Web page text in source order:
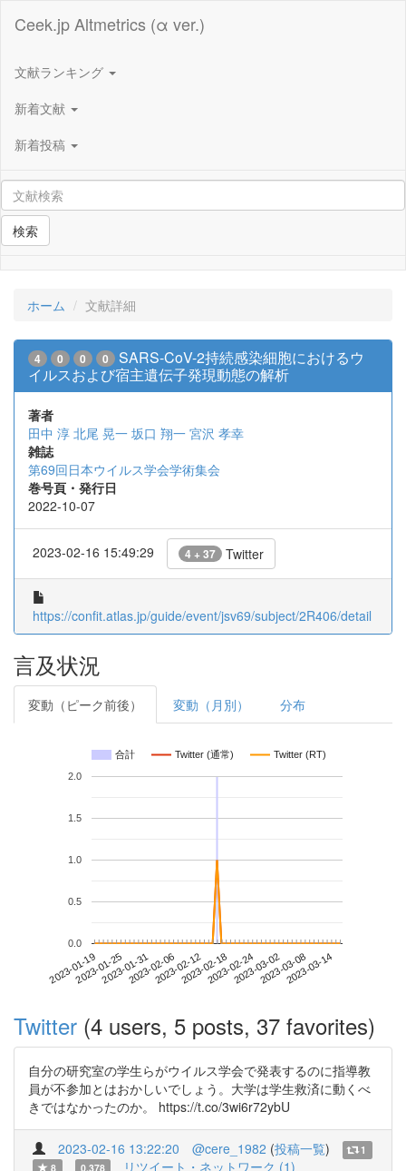
Ceek.jp Altmetrics (α ver.)
文献ランキング
新着文献
新着投稿
検索
ホーム 文献詳細
4 0 0 0
SARS-CoV-2持続感染細胞におけるウ
イルスおよび宿主遺伝子発現動態の解析
著者
田中 淳 北尾 晃一 坂口 翔一 宮沢 孝幸
雑誌
第69回日本ウイルス学会学術集会
巻号頁・発行日
2022-10-07
2023-02-16 15:49:29 4 + 37 Twitter
https://confit.atlas.jp/guide/event/jsv69/subject/2R406/detail
言及状況
変動（ピーク前後） 変動（月別） 分布
合計 Twitter (通常) Twitter (RT)
2023-01-192023-01-252023-01-312023-02-062023-02-122023-02-182023-02-242023-03-022023-03-082023-03-14
0.0
0.5
1.0
1.5
2.0
Twitter (4 users, 5 posts, 37 favorites)
自分の研究室の学生らがウイルス学会で発表するのに指導教
員が不参加とはおかしいでしょう。大学は学生救済に動くべ
きではなかったのか。 https://t.co/3wi6r72ybU
2023-02-16 13:22:20 @cere_1982 (投稿一覧)
1
8
0.378 リツイート・ネットワーク (1)